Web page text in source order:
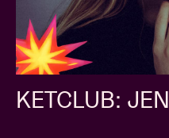
KETCLUB: JEN